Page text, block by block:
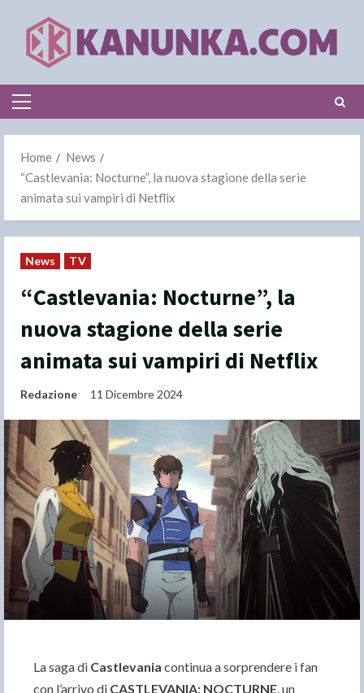
content
Primary
Home
News
“Castlevania: Nocturne”, la nuova stagione della serie
animata sui vampiri di Netflix
News TV
“Castlevania: Nocturne”, la
nuova stagione della serie
animata sui vampiri di Netflix
Redazione 11 Dicembre 2024
La saga di Castlevania continua a sorprendere i fan
con l’arrivo di CASTLEVANIA: NOCTURNE, un